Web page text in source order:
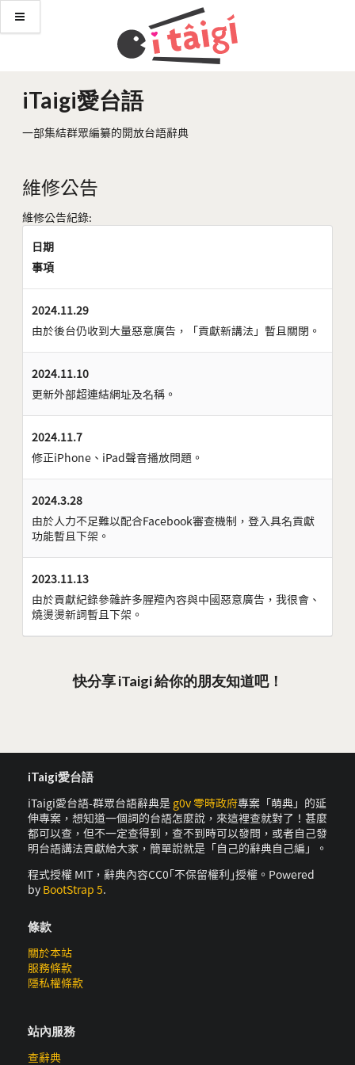
iTaigi愛台語
一部集結群眾編纂的開放台語辭典
維修公告
維修公告紀錄:
日期
事項
2024.11.29
由於後台仍收到大量惡意廣告，「貢獻新講法」暫且關閉。
2024.11.10
更新外部超連結網址及名稱。
2024.11.7
修正iPhone、iPad聲音播放問題。
2024.3.28
由於人力不足難以配合Facebook審查機制，登入具名貢獻
功能暫且下架。
2023.11.13
由於貢獻紀錄參雜許多腥羶內容與中國惡意廣告，我很會、
燒燙燙新詞暫且下架。
快分享 iTaigi 給你的朋友知道吧！
iTaigi愛台語
iTaigi愛台語-群眾台語辭典是 g0v 零時政府專案「萌典」的延
伸專案，想知道一個詞的台語怎麼說，來這裡查就對了！甚麼
都可以查，但不一定查得到，查不到時可以發問，或者自己發
明台語講法貢獻給大家，簡單說就是「自己的辭典自己編」。
程式授權 MIT，辭典內容CC0｢不保留權利｣授權。Powered
by BootStrap 5.
條款
關於本站
服務條款
隱私權條款
站內服務
查辭典